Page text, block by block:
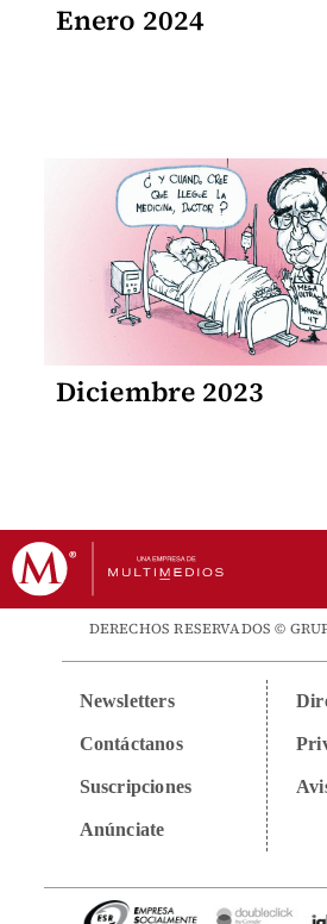
Enero 2024
Diciembre 2023
DERECHOS RESERVADOS ©
Newsletters
Contáctanos
Suscripciones
Anúnciate